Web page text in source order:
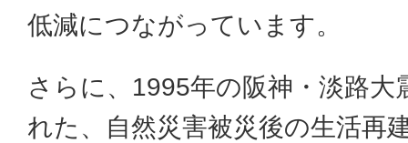
低減につながっています。
さらに、1995年の阪神・淡路
れた、自然災害被災後の生活再